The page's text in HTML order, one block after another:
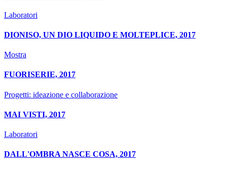
Laboratori
DIONISO, UN DIO LIQUIDO E MOLTEPLICE, 2017
Mostra
FUORISERIE, 2017
Progetti: ideazione e collaborazione
MAI VISTI, 2017
Laboratori
DALL'OMBRA NASCE COSA, 2017